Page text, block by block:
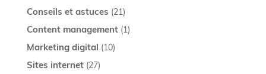
Conseils et astuces (21)
Content management(1)
Marketing digital (10)
Sites internet(27)